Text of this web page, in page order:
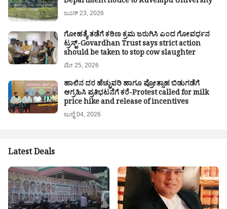
ಜೂನ್ 23, 2026
ಗೋಹತ್ಯೆ ತಡೆಗೆ ಕಠಿಣ ಕ್ರಮ ಜರುಗಿಸಿ ಎಂದ ಗೋವರ್ಧನ
ಟ್ರಸ್ಟ್-Govardhan Trust says strict action
should be taken to stop cow slaughter
ಮೇ 25, 2026
ಹಾಲಿನ ದರ ಹೆಚ್ಚುವರಿ ಹಾಗೂ ಪ್ರೋತ್ಸಾಹ ಬಿಡುಗಡೆಗೆ
ಆಗ್ರಹಿಸಿ ಪ್ರತಿಭಟನೆಗೆ ಕರೆ-Protest called for milk
price hike and release of incentives
ಜುಲೈ 04, 2026
Latest Deals